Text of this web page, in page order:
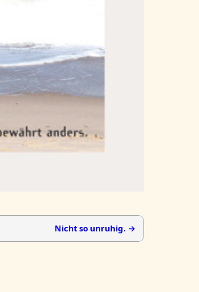
Nicht so unruhig. →